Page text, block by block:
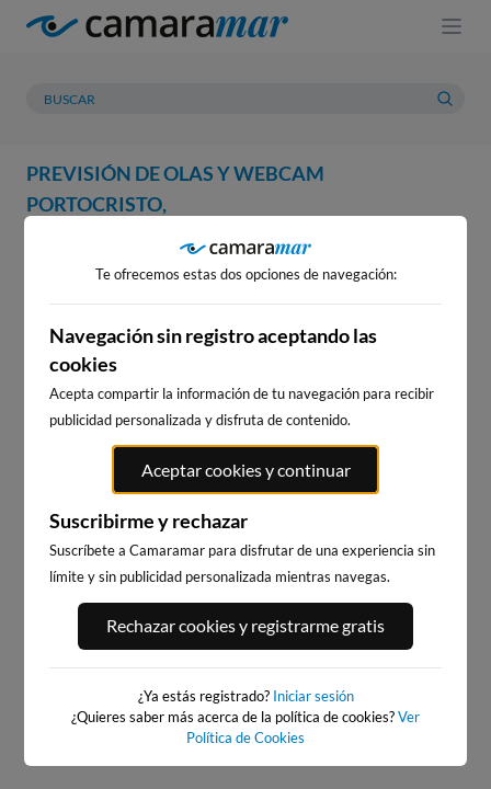
PREVISIÓN DE OLAS Y WEBCAM
PORTOCRISTO,
PREVISIÓN METEOROLOGÍA
WEBCAM PORTOCRISTO,
WEBCAMS CERCANAS
PLAYA DE SITGES
0.1 m CHOPI
PLAYA EL MASNOU
232km · El Masnou
0.0 m CHOPI
Te ofrecemos estas dos opciones de navegación:
Navegación sin registro aceptando las
cookies
Acepta compartir la información de tu navegación para recibir
publicidad personalizada y disfruta de contenido.
Aceptar cookies y continuar
Suscribirme y rechazar
Suscríbete a Camaramar para disfrutar de una experiencia sin
límite y sin publicidad personalizada mientras navegas.
Rechazar cookies y registrarme gratis
¿Ya estás registrado? Iniciar sesión
¿Quieres saber más acerca de la política de cookies?Ver
Política de Cookies